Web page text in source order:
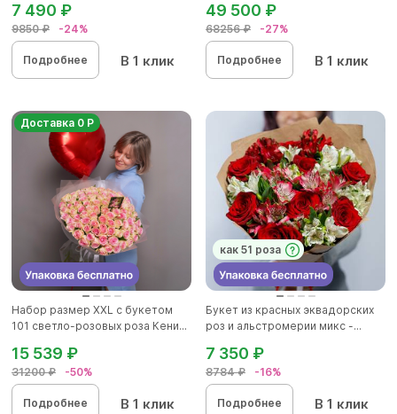
9850 ₽ -24%
7 490 ₽
Подробнее В 1 клик
68256 ₽ -27%
49 500 ₽
Подробнее В 1 клик
Доставка 0 Р
Набор размер ХХL с букетом
101 светло-розовых роза Кени...
31200 ₽ -50%
15 539 ₽
Подробнее В 1 клик
как 51 роза
Букет из красных эквадорских
роз и альстромерии микс -...
8784 ₽ -16%
7 350 ₽
Подробнее В 1 клик